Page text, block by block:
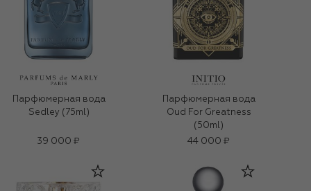
Парфюмерная вода
Sedley (75ml)
39 000 ₽
Парфюмерная вода
Oud For Greatness
(50ml)
44 000 ₽